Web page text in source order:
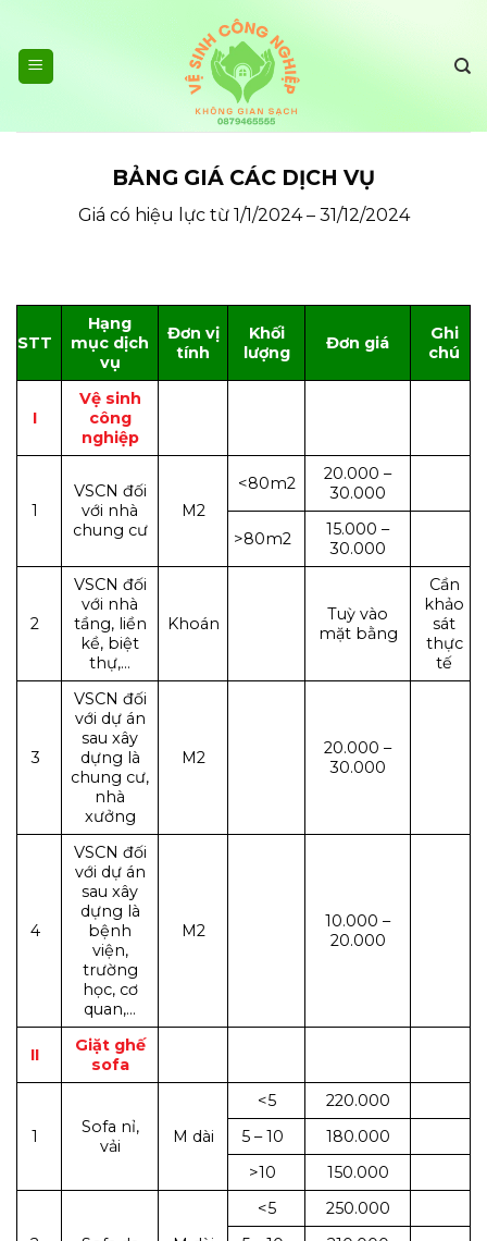
content
BẢNG GIÁ CÁC DỊCH VỤ
Giá có hiệu lực từ 1/1/2024 – 31/12/2024
STT
Hạng
mục dịch
vụ
Đơn vị
tính
Khối
lượng
Đơn giá
Ghi
chú
I
Vệ sinh
công
nghiệp
1
VSCN đối
với nhà
chung cư
M2
<80m2
20.000 –
30.000
>80m2
15.000 –
30.000
2
VSCN đối
với nhà
tầng, liền
kề, biệt
thự,…
Khoán
Tuỳ vào
mặt bằng
Cần
khảo
sát
thực
tế
3
VSCN đối
với dự án
sau xây
dựng là
chung cư,
nhà
xưởng
M2
20.000 –
30.000
4
VSCN đối
với dự án
sau xây
dựng là
bệnh
viện,
trường
học, cơ
quan,…
M2
10.000 –
20.000
II
Giặt ghế
sofa
1
Sofa nỉ,
vải
M dài
<5
220.000
5 – 10
180.000
>10
150.000
<5
250.000